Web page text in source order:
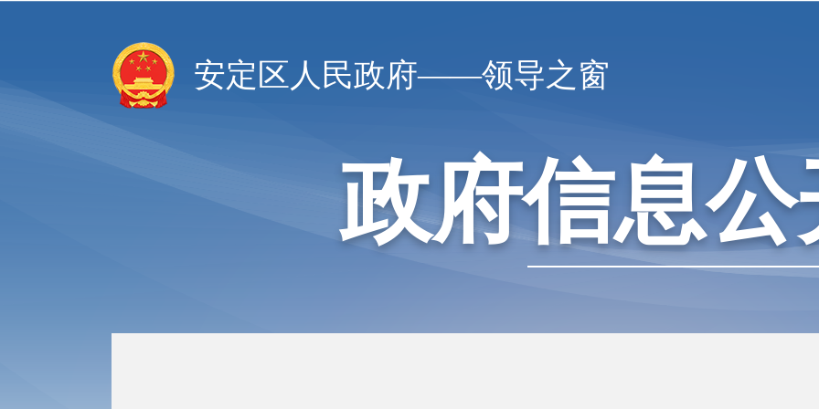
安定区人民政府——领导之窗
政府信息公